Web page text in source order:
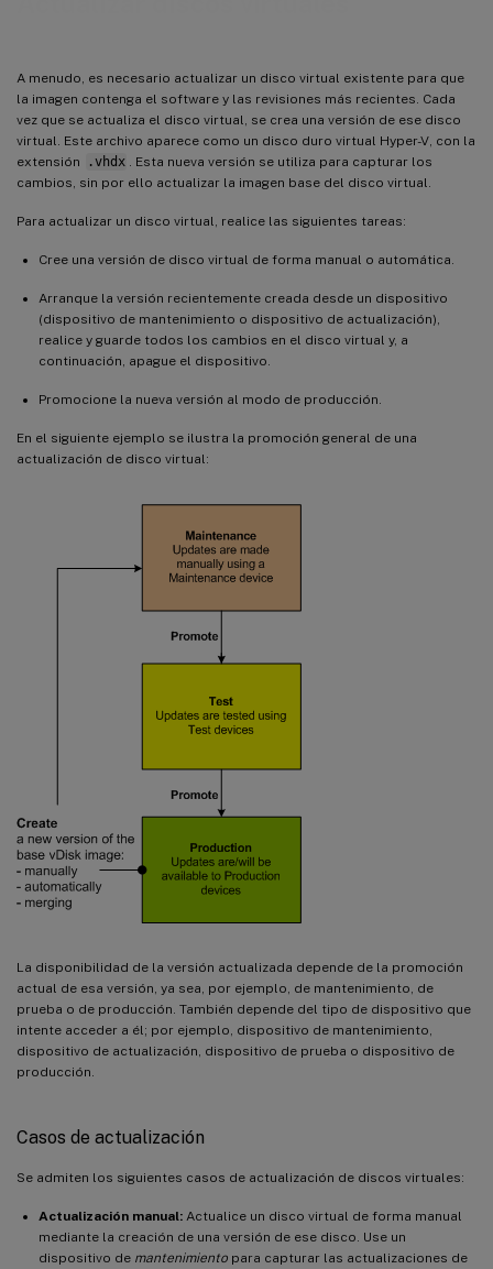
A menudo, es necesario actualizar un disco virtual existente para que
la imagen contenga el software y las revisiones más recientes. Cada
vez que se actualiza el disco virtual, se crea una versión de ese disco
virtual. Este archivo aparece como un disco duro virtual Hyper-V, con la
extensión
.vhdx
. Esta nueva versión se utiliza para capturar los
cambios, sin por ello actualizar la imagen base del disco virtual.
Para actualizar un disco virtual, realice las siguientes tareas:
Cree una versión de disco virtual de forma manual o automática.
Arranque la versión recientemente creada desde un dispositivo
(dispositivo de mantenimiento o dispositivo de actualización),
realice y guarde todos los cambios en el disco virtual y, a
continuación, apague el dispositivo.
Promocione la nueva versión al modo de producción.
En el siguiente ejemplo se ilustra la promoción general de una
actualización de disco virtual:
La disponibilidad de la versión actualizada depende de la promoción
actual de esa versión, ya sea, por ejemplo, de mantenimiento, de
prueba o de producción. También depende del tipo de dispositivo que
intente acceder a él; por ejemplo, dispositivo de mantenimiento,
dispositivo de actualización, dispositivo de prueba o dispositivo de
producción.
Casos de actualización
Se admiten los siguientes casos de actualización de discos virtuales:
Actualización manual: Actualice un disco virtual de forma manual
mediante la creación de una versión de ese disco. Use un
dispositivo de mantenimiento para capturar las actualizaciones de
Actualizar discos virtuales en dispositivos de destino
Automatizar actualizaciones de discos virtuales
Configurar conexiones de hosts virtuales para actualizaciones automáticas de discos virtuales
Ficha Advanced